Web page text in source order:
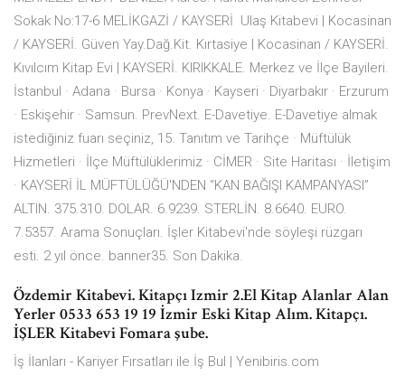
Sokak No:17-6 MELİKGAZİ / KAYSERİ Ulaş Kitabevi | Kocasinan
/ KAYSERİ. Güven Yay.Dağ.Kit. Kırtasiye | Kocasinan / KAYSERİ.
Kıvılcım Kitap Evi | KAYSERİ. KIRIKKALE. Merkez ve İlçe Bayileri.
İstanbul · Adana · Bursa · Konya · Kayseri · Diyarbakır · Erzurum
· Eskişehir · Samsun. PrevNext. E-Davetiye. E-Davetiye almak
istediğiniz fuarı seçiniz, 15. Tanıtım ve Tarihçe · Müftülük
Hizmetleri · İlçe Müftülüklerimiz · CİMER · Site Haritası · İletişim
· KAYSERİ İL MÜFTÜLÜĞÜ'NDEN “KAN BAĞIŞI KAMPANYASI”
ALTIN. 375.310. DOLAR. 6.9239. STERLİN. 8.6640. EURO.
7.5357. Arama Sonuçları. İşler Kitabevi'nde söyleşi rüzgarı
esti. 2 yıl önce. banner35. Son Dakika.
Özdemir Kitabevi. Kitapçı Izmir 2.El Kitap Alanlar Alan
Yerler 0533 653 19 19 İzmir Eski Kitap Alım. Kitapçı.
İŞLER Kitabevi Fomara şube.
İş İlanları - Kariyer Fırsatları ile İş Bul | Yenibiris.com